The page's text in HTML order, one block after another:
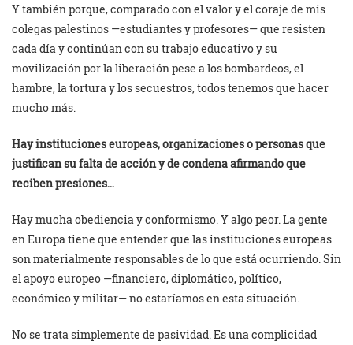
Y también porque, comparado con el valor y el coraje de mis
colegas palestinos —estudiantes y profesores— que resisten
cada día y continúan con su trabajo educativo y su
movilización por la liberación pese a los bombardeos, el
hambre, la tortura y los secuestros, todos tenemos que hacer
mucho más.
Hay instituciones europeas, organizaciones o personas que
justifican su falta de acción y de condena afirmando que
reciben presiones…
Hay mucha obediencia y conformismo. Y algo peor. La gente
en Europa tiene que entender que las instituciones europeas
son materialmente responsables de lo que está ocurriendo. Sin
el apoyo europeo —financiero, diplomático, político,
económico y militar— no estaríamos en esta situación.
No se trata simplemente de pasividad. Es una complicidad